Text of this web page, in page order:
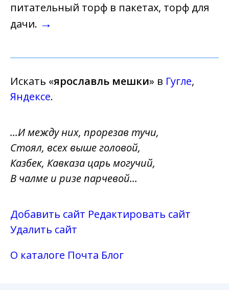
питательный торф в пакетах, торф для
дачи. →
Искать «ярославль мешки» в Гугле,
Яндексе.
...И между них, прорезав тучи,
Стоял, всех выше головой,
Казбек, Кавказа царь могучий,
В чалме и ризе парчевой...
Добавить сайт Редактировать сайт
Удалить сайт
О каталоге Почта Блог